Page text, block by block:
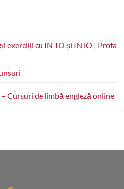
exerciții cu IN TO și INTO | Profa
– Cursuri de limbă engleză online